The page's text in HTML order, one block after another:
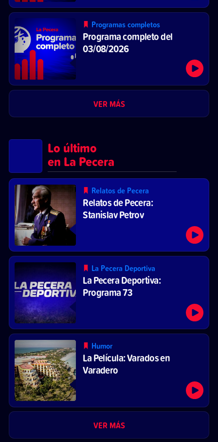
Programas completos
Programa completo del
03/08/2026
VER MÁS
Lo último
en La Pecera
Relatos de Pecera
Relatos de Pecera:
Stanislav Petrov
La Pecera Deportiva
La Pecera Deportiva:
Programa 73
Humor
La Película: Varados en
Varadero
VER MÁS